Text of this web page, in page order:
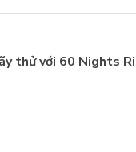
thử với 60 Nights